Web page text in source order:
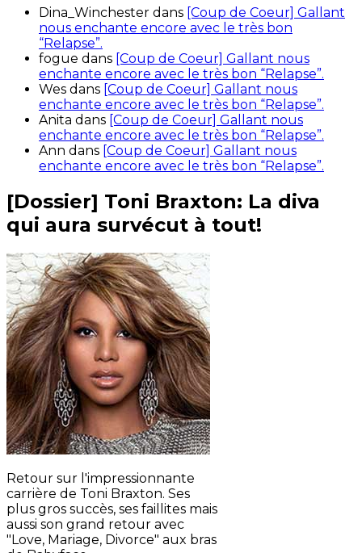
Dina_Winchester dans [Coup de Coeur] Gallant
nous enchante encore avec le très bon
“Relapse”.
fogue dans [Coup de Coeur] Gallant nous
enchante encore avec le très bon “Relapse”.
Wes dans [Coup de Coeur] Gallant nous
enchante encore avec le très bon “Relapse”.
Anita dans [Coup de Coeur] Gallant nous
enchante encore avec le très bon “Relapse”.
Ann dans [Coup de Coeur] Gallant nous
enchante encore avec le très bon “Relapse”.
[Dossier] Toni Braxton: La diva
qui aura survécut à tout!
Retour sur l'impressionnante
carrière de Toni Braxton. Ses
plus gros succès, ses faillites mais
aussi son grand retour avec
"Love, Mariage, Divorce" aux bras